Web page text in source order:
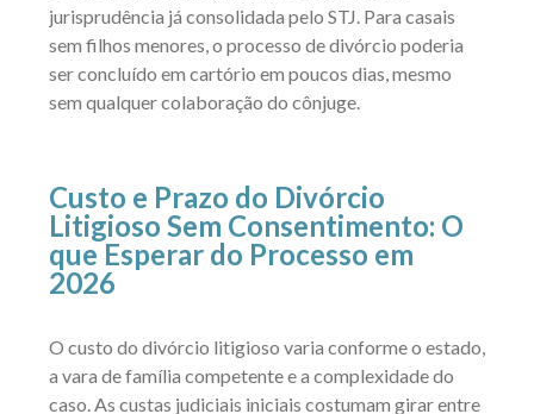
jurisprudência já consolidada pelo STJ. Para casais
sem filhos menores, o processo de divórcio poderia
ser concluído em cartório em poucos dias, mesmo
sem qualquer colaboração do cônjuge.
Custo e Prazo do Divórcio
Litigioso Sem Consentimento: O
que Esperar do Processo em
2026
O custo do divórcio litigioso varia conforme o estado,
a vara de família competente e a complexidade do
caso. As custas judiciais iniciais costumam girar entre